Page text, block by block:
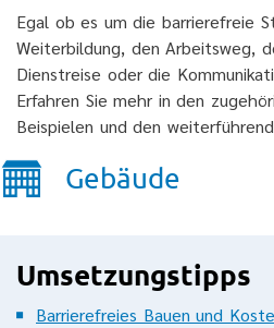
Egal ob es um die barrierefreie
Weiterbildung, den Arbeitsweg,
Dienstreise oder die
Erfahren Sie mehr in den
Beispielen und den
Gebäude
Umsetzungstipps
Barrierefreies Bauen und